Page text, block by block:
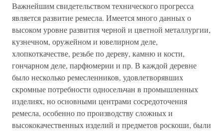
Важнейшим свидетельством технического прогресса
является развитие ремесла. Имеется много данных о
высоком уровне развития черной и цветной металлургии,
кузнечном, оружейном и ювелирном деле,
хлопкоткачестве, резьбе по дереву, камню и кости,
гончарном деле, парфюмерии и пр. В каждой деревне
было несколько ремесленников, удовлетворявших
скромные потребности односельчан в промышленных
изделиях, но основными центрами сосредоточения
ремесла, особенно по производству сложных и
высококачественных изделий и предметов роскоши, были